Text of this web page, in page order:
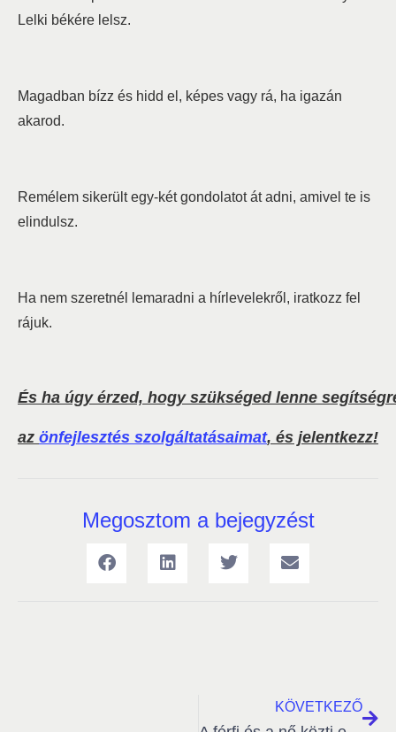
Lelki békére lelsz.
Magadban bízz és hidd el, képes vagy rá, ha igazán
akarod.
Remélem sikerült egy-két gondolatot át adni, amivel te is
elindulsz.
Ha nem szeretnél lemaradni a hírlevelekről, iratkozz fel
rájuk.
És ha úgy érzed, hogy szükséged lenne
az önfejlesztés szolgáltatásaimat, és jelentkezz!
Megosztom a bejegyzést
KÖVETKEZŐ